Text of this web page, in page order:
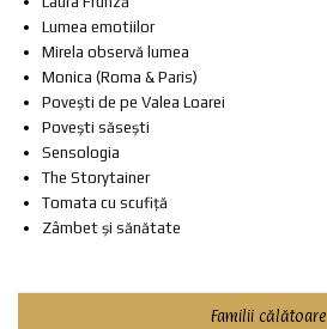
Lumea emotiilor
Mirela observă lumea
Monica (Roma & Paris)
Povești de pe Valea Loarei
Povești săsești
Sensologia
The Storytainer
Tomata cu scufiță
Zâmbet și sănătate
Familii călătoare